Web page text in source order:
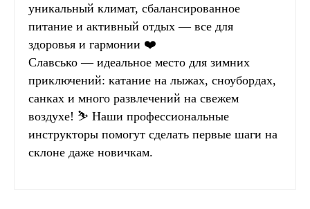
уникальный климат, сбалансированное
питание и активный отдых — все для
здоровья и гармонии ❤️
Славсько — идеальное место для зимних
приключений: катание на лыжах, сноубордах,
санках и много развлечений на свежем
воздухе! ⛷️ Наши профессиональные
инструкторы помогут сделать первые шаги на
склоне даже новичкам.